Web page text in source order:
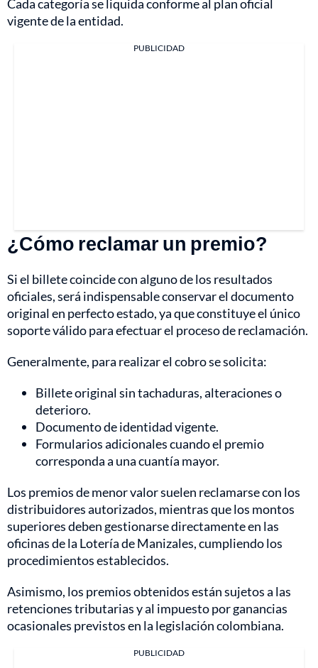
Cada categoría se liquida conforme al plan oficial
vigente de la entidad.
PUBLICIDAD
¿Cómo reclamar un premio?
Si el billete coincide con alguno de los resultados
oficiales, será indispensable conservar el documento
original en perfecto estado, ya que constituye el único
soporte válido para efectuar el proceso de reclamación.
Generalmente, para realizar el cobro se solicita:
Billete original sin tachaduras, alteraciones o
deterioro.
Documento de identidad vigente.
Formularios adicionales cuando el premio
corresponda a una cuantía mayor.
Los premios de menor valor suelen reclamarse con los
distribuidores autorizados, mientras que los montos
superiores deben gestionarse directamente en las
oficinas de la Lotería de Manizales, cumpliendo los
procedimientos establecidos.
Asimismo, los premios obtenidos están sujetos a las
retenciones tributarias y al impuesto por ganancias
ocasionales previstos en la legislación colombiana.
PUBLICIDAD